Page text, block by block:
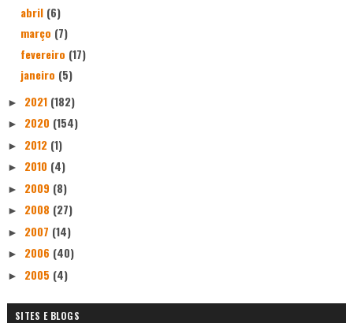
abril (6)
março (7)
fevereiro (17)
janeiro (5)
► 2021 (182)
► 2020 (154)
► 2012 (1)
► 2010 (4)
► 2009 (8)
► 2008 (27)
► 2007 (14)
► 2006 (40)
► 2005 (4)
SITES E BLOGS